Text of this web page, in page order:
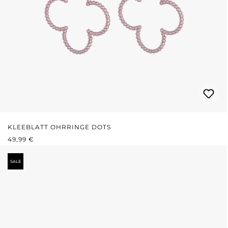
KLEEBLATT OHRRINGE DOTS
REGULÄRER PREIS:
49,99 €
SALE